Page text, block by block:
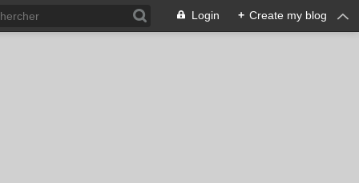
Login + Create my blog